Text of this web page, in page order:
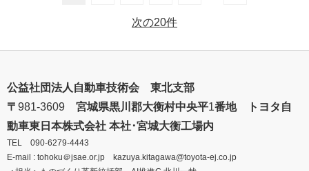
次の20件
公益社団法人自動車技術会 東北支部
〒 981‐3609 宮城県黒川郡大衡村中央平1番地 トヨタ自
動車東日本株式会社 本社･宮城大衡工場内
TEL 090-6279-4443
E-mail : tohoku＠jsae.or.jp kazuya.kitagawa@toyota-ej.co.jp